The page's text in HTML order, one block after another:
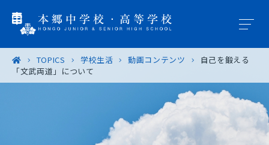
学園概要
TOPICS 学校生活 動画コンテンツ
自己を鍛える
「文武両道」について